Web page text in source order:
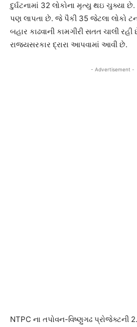
દુર્ઘટનામાં 32 લોકોના મૃત્યુ થઇ ચુક્યા
પણ લાપતા છે. જે પૈકી 35 જેટલા લોકો
બહાર કાઢવાની કામગીરી સતત ચાલી
રાજ્યસરકાર દ્રારા આપવામાં આવી છે.
- Advertisement -
NTPC ના તપોવન-વિષ્ણુગઢ પ્રોજેક્ટની